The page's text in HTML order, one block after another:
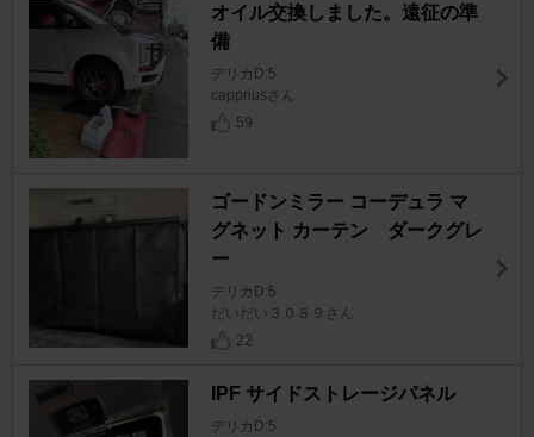
オイル交換しました。遠征の準
備
デリカD:5
cappriusさん
59
ゴードンミラー コーデュラ マ
グネット カーテン ダークグレ
ー
デリカD:5
だいだい３０８９さん
22
IPF サイドストレージパネル
デリカD:5